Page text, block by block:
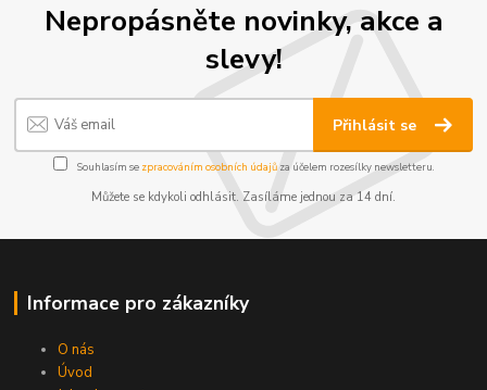
Nepropásněte novinky, akce a
slevy!
Přihlásit se
Souhlasím se zpracováním osobních údajůza účelem rozesílky newsletteru.
Můžete se kdykoli odhlásit. Zasíláme jednou za 14 dní.
Informace pro zákazníky
O nás
Úvod